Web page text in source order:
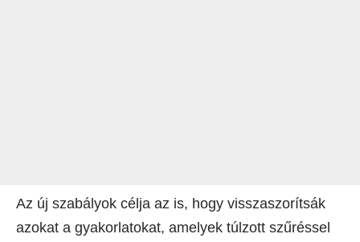
Az új szabályok célja az is, hogy visszaszorítsák
azokat a gyakorlatokat, amelyek túlzott szűréssel